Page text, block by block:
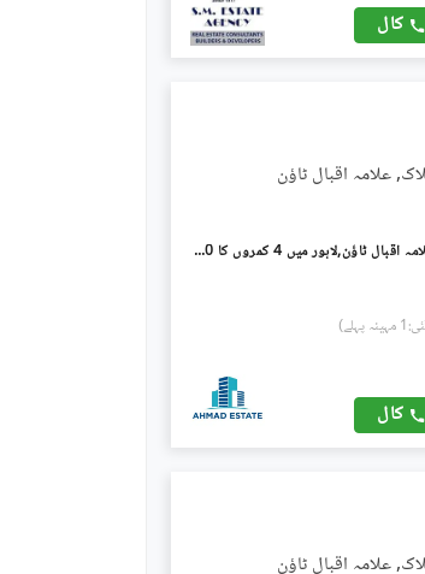
کال
علامہ اقبال ٹاؤن
علامہ اقبال ٹاؤن ۔ سکندر بلاک علامہ اقبال ٹاؤن,لاہور میں 4 کمروں کا 10 مرلہ مکان 4.5 کروڑ میں برائے فروخت۔
کال
علامہ اقبال ٹاؤن